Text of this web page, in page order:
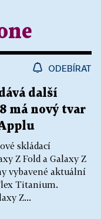
ODEBÍRAT
další
má nový tvar
skládací
Z Fold a Galaxy Z
vybavené aktuální
Titanium.
Z...